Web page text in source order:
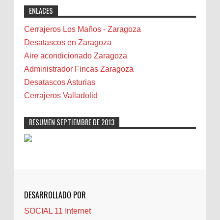
professional solutions. Highly recommended!"
Bicicletas
Bilbao
Biota
Camareta
Cáncer
Carmela Sauras
Carnavales
Castellón
Cerrajeros
Cocinas
Comentarios de la afición
ENLACES
Cerrajeros Los Maños - Zaragoza
Desatascos en Zaragoza
Aire acondicionado Zaragoza
Administrador Fincas Zaragoza
Desatascos Asturias
Cerrajeros Valladolid
RESUMEN SEPTIEMBRE DE 2013
DESARROLLADO POR
SOCIAL 11 Internet